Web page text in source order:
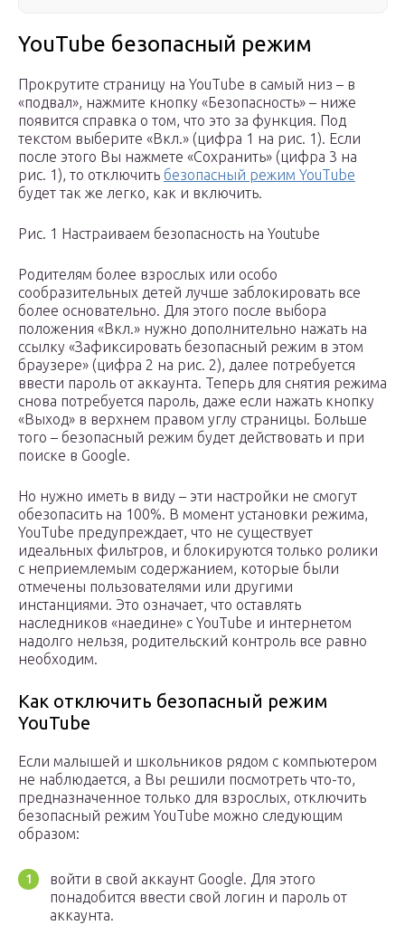
YouTube безопасный режим
Прокрутите страницу на YouTube в самый низ – в
«подвал», нажмите кнопку «Безопасность» – ниже
появится справка о том, что это за функция. Под
текстом выберите «Вкл.» (цифра 1 на рис. 1). Если
после этого Вы нажмете «Сохранить» (цифра 3 на
рис. 1), то отключить безопасный режим YouTube
будет так же легко, как и включить.
Рис. 1 Настраиваем безопасность на Youtube
Родителям более взрослых или особо
сообразительных детей лучше заблокировать все
более основательно. Для этого после выбора
положения «Вкл.» нужно дополнительно нажать на
ссылку «Зафиксировать безопасный режим в этом
браузере» (цифра 2 на рис. 2), далее потребуется
ввести пароль от аккаунта. Теперь для снятия режима
снова потребуется пароль, даже если нажать кнопку
«Выход» в верхнем правом углу страницы. Больше
того – безопасный режим будет действовать и при
поиске в Google.
Но нужно иметь в виду – эти настройки не смогут
обезопасить на 100%. В момент установки режима,
YouTube предупреждает, что не существует
идеальных фильтров, и блокируются только ролики
с неприемлемым содержанием, которые были
отмечены пользователями или другими
инстанциями. Это означает, что оставлять
наследников «наедине» с YouTube и интернетом
надолго нельзя, родительский контроль все равно
необходим.
Как отключить безопасный режим
YouTube
Если малышей и школьников рядом с компьютером
не наблюдается, а Вы решили посмотреть что-то,
предназначенное только для взрослых, отключить
безопасный режим YouTube можно следующим
образом:
войти в свой аккаунт Google. Для этого
понадобится ввести свой логин и пароль от
аккаунта.